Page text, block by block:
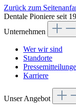
Zurück zum
Dentale Pioniere seit
Unternehmen
Wer wir sind
Standorte
Karriere
Unser Angebot